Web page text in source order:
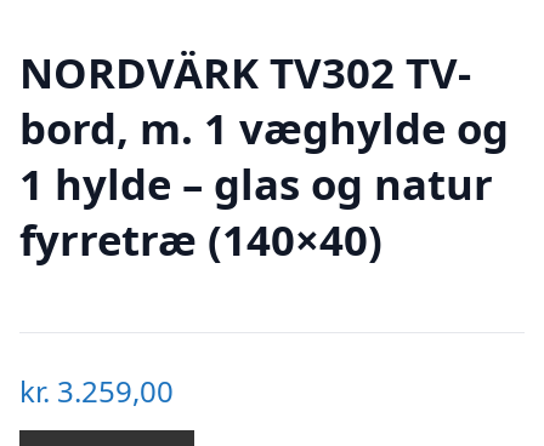
NORDVÄRK TV302 TV-
bord, m. 1 væghylde og
1 hylde – glas og natur
fyrretræ (140×40)
kr. 3.259,00